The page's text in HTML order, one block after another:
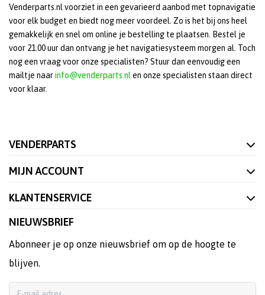
Venderparts.nl voorziet in een gevarieerd aanbod met topnavigatie
voor elk budget en biedt nog meer voordeel. Zo is het bij ons heel
gemakkelijk en snel om online je bestelling te plaatsen. Bestel je
voor 21.00 uur dan ontvang je het navigatiesysteem morgen al. Toch
nog een vraag voor onze specialisten? Stuur dan eenvoudig een
mailtje naarinfo@venderparts.nl en onze specialisten staan direct
voor klaar.
VENDERPARTS
MIJN ACCOUNT
KLANTENSERVICE
NIEUWSBRIEF
Abonneer je op onze nieuwsbrief om op de hoogte te
blijven.